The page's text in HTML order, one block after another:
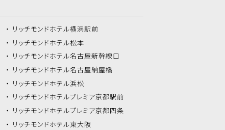
リッチモンドホテル横浜駅前
リッチモンドホテル松本
リッチモンドホテル名古屋新幹線口
リッチモンドホテル名古屋納屋橋
リッチモンドホテル浜松
リッチモンドホテルプレミア京都駅前
リッチモンドホテルプレミア京都四条
リッチモンドホテル東大阪